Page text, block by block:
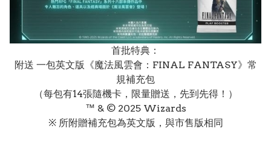
首批特典：
附送 一包英文版《魔法風雲會：FINAL FANTASY》常
規補充包
（每包有14張隨機卡，限量贈送，先到先得！）
™️ & ©️ 2025 Wizards
※ 所附贈補充包為英文版，與市售版相同